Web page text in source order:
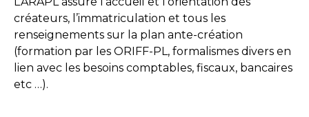
créateurs, l’immatriculation et tous les
renseignements sur la plan ante-création
(formation par les ORIFF-PL, formalismes divers en
lien avec les besoins comptables, fiscaux, bancaires
etc …).